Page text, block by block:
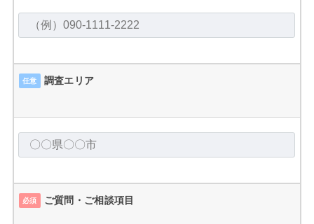
任意 調査エリア
必須 ご質問・ご相談項目